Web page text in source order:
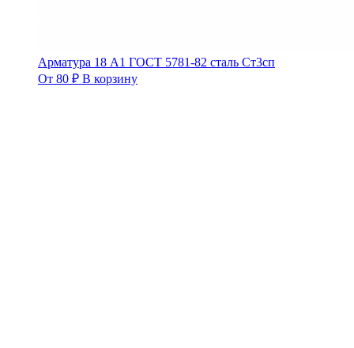
Арматура 18 А1 ГОСТ 5781-82 сталь Ст3сп
От 80 ₽ В корзину